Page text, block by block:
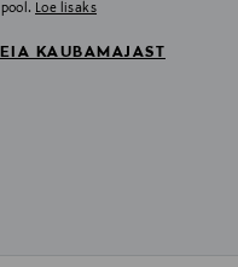
Loe lisaks
KAUBAMAJAST